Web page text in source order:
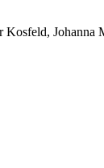
Kosfeld, Johanna